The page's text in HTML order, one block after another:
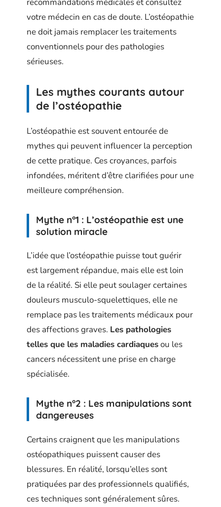
votre médecin en cas de doute. L’ostéopathie
ne doit jamais remplacer les traitements
conventionnels pour des pathologies
sérieuses.
Les mythes courants autour
de l’ostéopathie
L’ostéopathie est souvent entourée de
mythes qui peuvent influencer la perception
de cette pratique. Ces croyances, parfois
infondées, méritent d’être clarifiées pour une
meilleure compréhension.
Mythe n°1 : L’ostéopathie est une
solution miracle
L’idée que l’ostéopathie puisse tout guérir
est largement répandue, mais elle est loin
de la réalité. Si elle peut soulager certaines
douleurs musculo-squelettiques, elle ne
remplace pas les traitements médicaux pour
des affections graves. Les pathologies
telles que les maladies cardiaquesou les
cancers nécessitent une prise en charge
spécialisée.
Mythe n°2 : Les manipulations sont
dangereuses
Certains craignent que les manipulations
ostéopathiques puissent causer des
blessures. En réalité, lorsqu’elles sont
pratiquées par des professionnels qualifiés,
ces techniques sont généralement sûres.